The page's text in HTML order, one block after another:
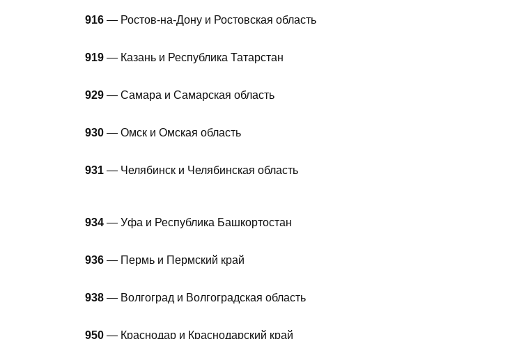
916 — Ростов-на-Дону и Ростовская область
919 — Казань и Республика Татарстан
929 — Самара и Самарская область
930 — Омск и Омская область
931 — Челябинск и Челябинская область
934 — Уфа и Республика Башкортостан
936 — Пермь и Пермский край
938 — Волгоград и Волгоградская область
950 — Краснодар и Краснодарский край